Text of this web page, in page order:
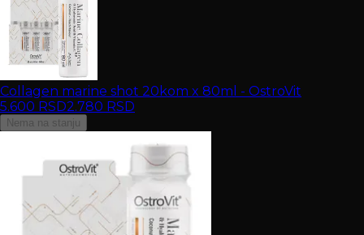
Collagen marine shot 20kom x 80ml - OstroVit
5.600 RSD2.780 RSD
Nema na stanju